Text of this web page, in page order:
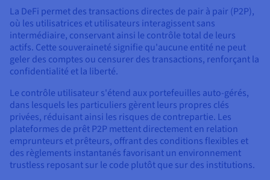
La DeFi permet des transactions directes de pair à pair (P2P),
où les utilisatrices et utilisateurs interagissent sans
intermédiaire, conservant ainsi le contrôle total de leurs
actifs. Cette souveraineté signifie qu'aucune entité ne peut
geler des comptes ou censurer des transactions, renforçant la
confidentialité et la liberté.
Le contrôle utilisateur s'étend aux portefeuilles auto-gérés,
dans lesquels les particuliers gèrent leurs propres clés
privées, réduisant ainsi les risques de contrepartie. Les
plateformes de prêt P2P mettent directement en relation
emprunteurs et prêteurs, offrant des conditions flexibles et
des règlements instantanés favorisant un environnement
trustless reposant sur le code plutôt que sur des institutions.